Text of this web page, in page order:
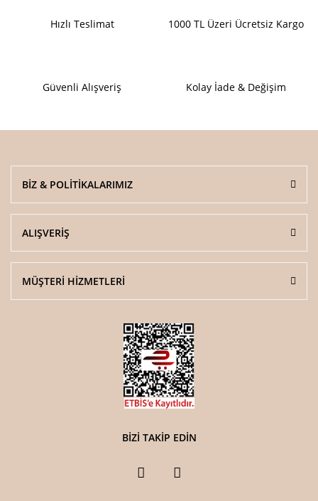
Ürün resmi kalitesiz, bozuk veya görüntülenemiyor.
Ürün fiyatı diğer sitelerden daha pahalı.
Hızlı Teslimat 1000 TL Üzeri Ücretsiz Kargo
Güvenli Alışveriş Kolay İade & Değişim
BİZ & POLİTİKALARIMIZ
ALIŞVERİŞ
MÜŞTERİ HİZMETLERİ
BİZİ TAKİP EDİN